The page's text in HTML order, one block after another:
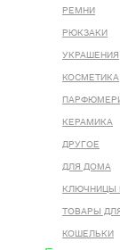
РЕМНИ
РЮКЗАКИ
УКРАШЕНИЯ
КОСМЕТИКА
КЕРАМИКА
ДРУГОЕ
ДЛЯ ДОМА
КЛЮЧНИЦЫ
ТОВАРЫ
КОШЕЛЬКИ